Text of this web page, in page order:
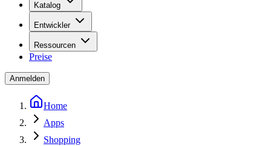
Katalog
Entwickler
Ressourcen
Preise
Anmelden
Home
Apps
Shopping